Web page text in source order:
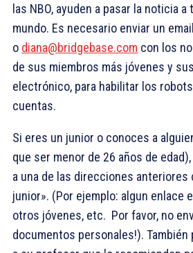
las NBO, ayuden a pasar la noticia
mundo. Es necesario enviar un
o diana@bridgebase.com con los
de sus miembros más jóvenes y
electrónico, para habilitar los
cuentas.
Si eres un junior o conoces a
que ser menor de 26 años de
a una de las direcciones anteriores
junior». (Por ejemplo: algun enlace
otros jóvenes, etc. Por favor, no
documentos personales!). También